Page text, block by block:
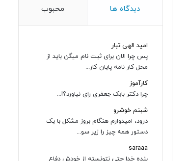
دیدگاه ها محبوب
امید الهی تبار
پس چرا الان برای ثبت نام میگن باید از
محل کار نامه پایان کار...
کارآموز
چرا دکتر بابک جعفری رای نیاورد؟!...
شبنم خوشرو
درود، امیدوارم هنگام بروز مشکل با یک
دستور همه چیز را زیر سو...
saraaa
بنده خدا حتی نتونسته از خودش دفاع